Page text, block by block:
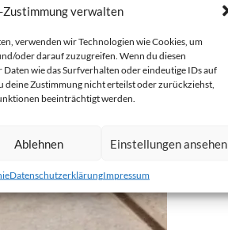
Zustimmung verwalten
verwenden wir Technologien wie Cookies, um
oder darauf zuzugreifen. Wenn du diesen
wie das Surfverhalten oder eindeutige IDs auf
deine Zustimmung nicht erteilst oder zurückziehst,
beeinträchtigt werden.
Ablehnen Einstellungen ansehen
DatenschutzerklärungImpressum